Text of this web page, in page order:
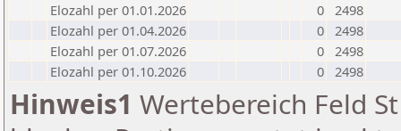
Elozahl per 01.01.2026
0 2498
Elozahl per 01.04.2026
0 2498
Elozahl per 01.07.2026
0 2498
Elozahl per 01.10.2026
0 2498
Hinweis1 Wertebereich Feld